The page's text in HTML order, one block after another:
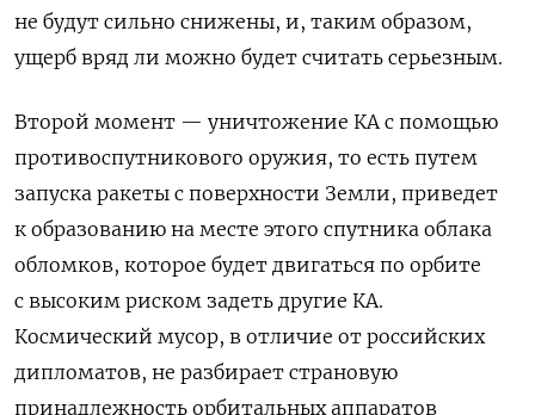
не будут сильно снижены, и, таким образом,
ущерб вряд ли можно будет считать серьезным.
Второй момент — уничтожение КА с помощью
противоспутникового оружия, то есть путем
запуска ракеты с поверхности Земли, приведет
к образованию на месте этого спутника облака
обломков, которое будет двигаться по орбите
с высоким риском задеть другие КА.
Космический мусор, в отличие от российских
дипломатов, не разбирает страновую
принадлежность орбитальных аппаратов